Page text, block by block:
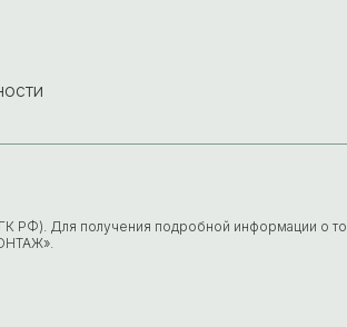
РФ). Для получения подробной информации о